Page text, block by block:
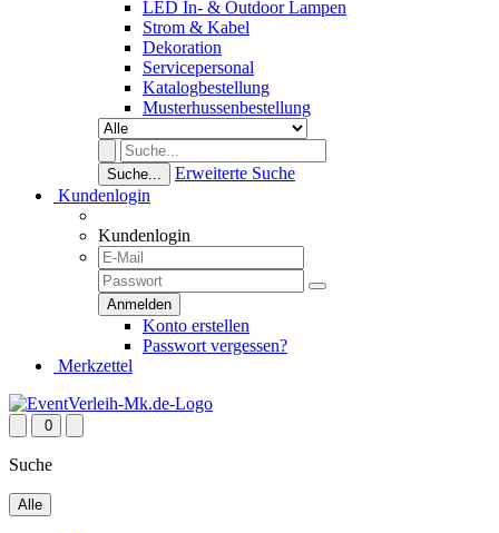
LED In- & Outdoor Lampen
Strom & Kabel
Dekoration
Servicepersonal
Katalogbestellung
Musterhussenbestellung
Suche...
Erweiterte Suche
Kundenlogin
Kundenlogin
Konto erstellen
Passwort vergessen?
Merkzettel
0
Suche
Alle